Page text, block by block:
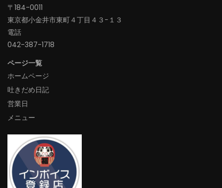
〒184-0011
東京都小金井市東町４丁目４３−１３
電話
042-387-1718‬
ページ一覧
ホームページ
吐きだめ日記
営業日
メニュー